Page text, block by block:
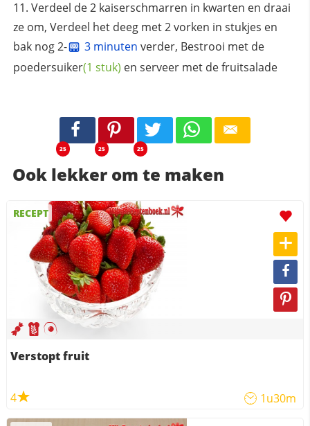
Verdeel de 2 kaiserschmarren in kwarten en draai
ze om, Verdeel het deeg met 2 vorken in stukjes en
bak nog 2-
3 minuten verder, Bestrooi met de
poedersuiker(1 stuk) en serveer met de fruitsalade
25 25 25
Ook lekker om te maken
RECEPT
Verstopt fruit
4 1u30m